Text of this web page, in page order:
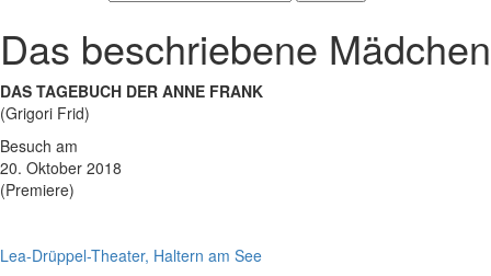
Das beschriebene Mädchen
DAS TAGEBUCH DER ANNE FRANK
(Grigori Frid)
Besuch am
20. Oktober 2018
(Premiere)
Lea-Drüppel-Theater, Haltern am See